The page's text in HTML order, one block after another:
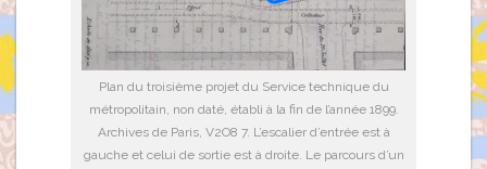
Plan du troisième projet du Service technique du
métropolitain, non daté, établi à la fin de l’année 1899.
Archives de Paris, V2O8 7. L’escalier d’entrée est à
gauche et celui de sortie est à droite. Le parcours d’un